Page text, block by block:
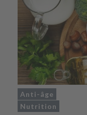
Anti-âge
Nutrition